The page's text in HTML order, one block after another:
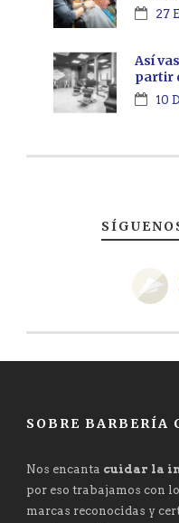
27
Así
partir
10
SOBRE BARBERÍA
Nos encanta cuidar la
por eso trabajamos con
marcas reconocidas y